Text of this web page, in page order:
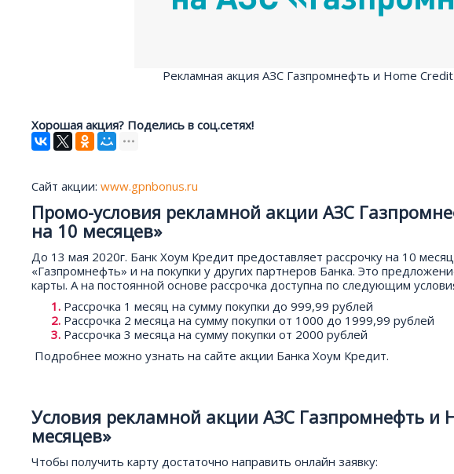
Рекламная акция АЗС Газпромнефть и Home
Хорошая акция? Поделись в соц.сетях!
Сайт акции: www.gpnbonus.ru
Промо-условия рекламной акции АЗС
на 10 месяцев»
До 13 мая 2020г. Банк Хоум Кредит предоставляет рассрочку на 10
«Газпромнефть» и на покупки у других партнеров Банка. Это
карты. А на постоянной основе рассрочка доступна по следующим
Рассрочка 1 месяц на сумму покупки до 999,99 рублей
Рассрочка 2 месяца на сумму покупки от 1000 до 1999,99 рублей
Рассрочка 3 месяца на сумму покупки от 2000 рублей
Подробнее можно узнать на сайте акции Банка Хоум Кредит.
Условия рекламной акции АЗС Газпромнефть и
месяцев»
Чтобы получить карту достаточно направить онлайн заявку: